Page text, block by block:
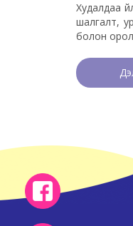
Худалдаа
шалгалт,
болон